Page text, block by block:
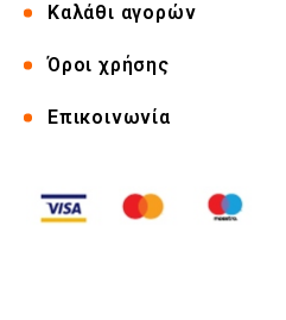
Καλάθι αγορών
Όροι χρήσης
Επικοινωνία